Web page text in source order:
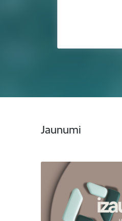
Jaunumi